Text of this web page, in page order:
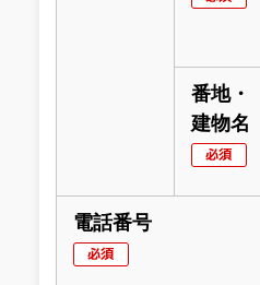
番地・
建物名
電話番号